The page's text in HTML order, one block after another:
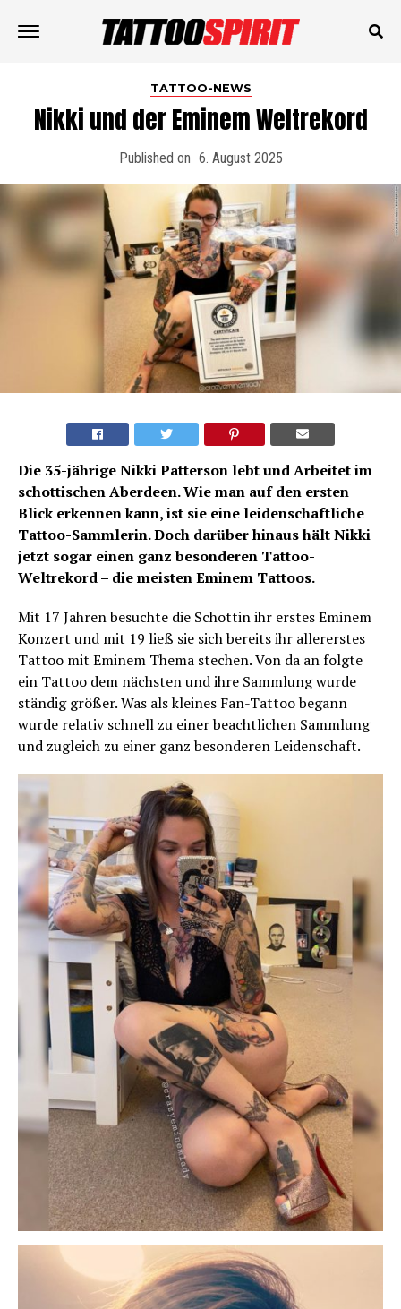
TATTOO-NEWS
Nikki und der Eminem Weltrekord
Published on 6. August 2025
Die 35-jährige Nikki Patterson lebt und Arbeitet im
schottischen Aberdeen. Wie man auf den ersten
Blick erkennen kann, ist sie eine leidenschaftliche
Tattoo-Sammlerin. Doch darüber hinaus hält Nikki
jetzt sogar einen ganz besonderen Tattoo-
Weltrekord – die meisten Eminem Tattoos.
Mit 17 Jahren besuchte die Schottin ihr erstes Eminem
Konzert und mit 19 ließ sie sich bereits ihr allererstes
Tattoo mit Eminem Thema stechen. Von da an folgte
ein Tattoo dem nächsten und ihre Sammlung wurde
ständig größer. Was als kleines Fan-Tattoo begann
wurde relativ schnell zu einer beachtlichen Sammlung
und zugleich zu einer ganz besonderen Leidenschaft.